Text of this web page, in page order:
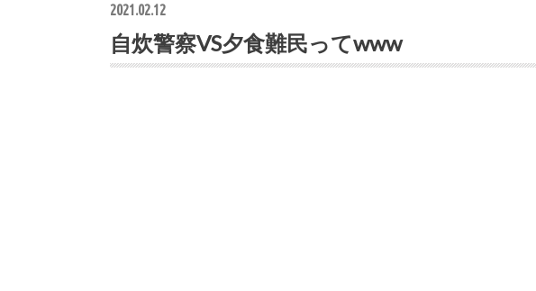
2021.02.12
自炊警察VS夕食難民ってwww